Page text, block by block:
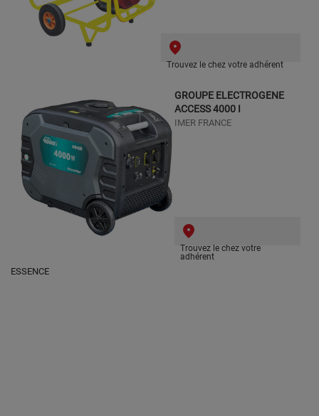
Trouvez le chez votre adhérent
GROUPE ELECTROGENE
ACCESS 4000 I
IMER FRANCE
Trouvez le chez votre
adhérent
ESSENCE